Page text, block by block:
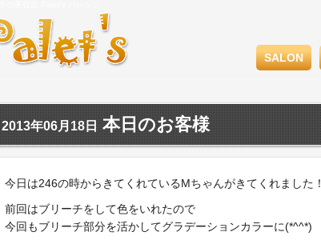
SALON
2013年06月18日 本日のお客様
今日は246の時からきてくれているMちゃんがきてくれました！
前回はブリーチをして色をいれたので
今回もブリーチ部分を活かしてグラデーションカラーに(*^^*)